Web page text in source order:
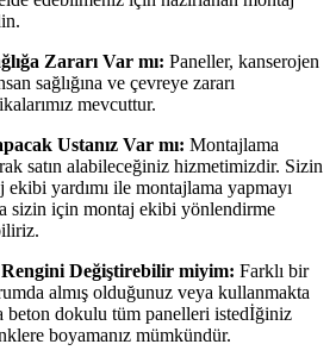
Zararı Var mı: Paneller, kanserojen
sağlığına ve çevreye zararı
mevcuttur.
Ustanız Var mı: Montajlama
satın alabileceğiniz hizmetimizdir. Sizin
ekibi yardımı ile montajlama yapmayı
sizin için montaj ekibi yönlendirme
Değiştirebilir miyim: Farklı bir
almış olduğunuz veya kullanmakta
beton dokulu tüm panelleri istedİğiniz
boyamanız mümkündür.